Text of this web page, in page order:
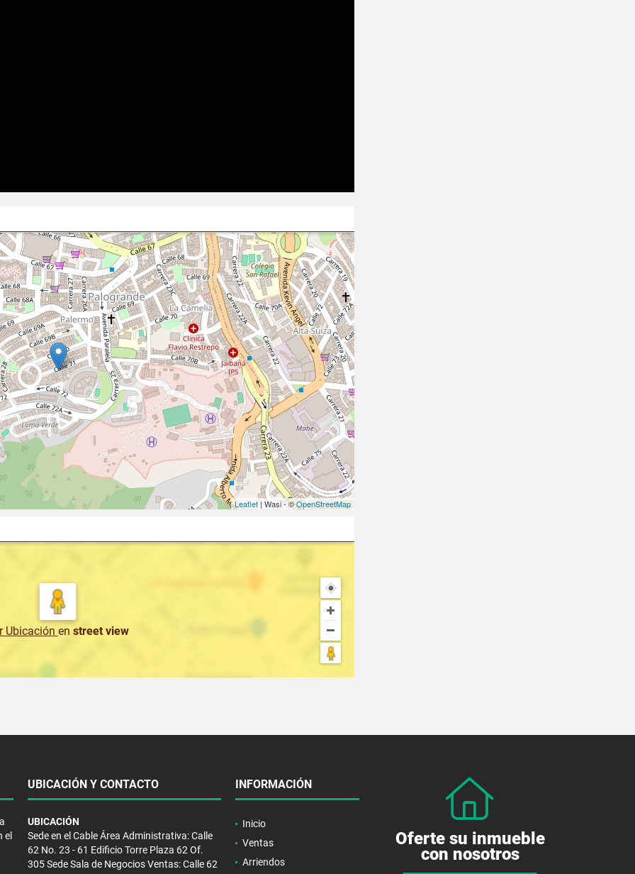
Leaflet| Wasi - ©OpenStreetMap
Ubicación en street view
el
UBICACIÓN Y CONTACTO
UBICACIÓN
Sede en el Cable Área Administrativa: Calle
62 No. 23 - 61 Edificio Torre Plaza 62 Of.
305 Sede Sala de Negocios Ventas: Calle 62
INFORMACIÓN
Inicio
Ventas
Arriendos
Oferte su inmueble
con nosotros